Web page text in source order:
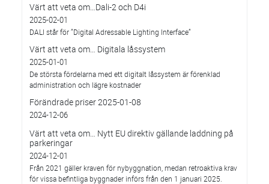
Värt att veta om…Dali-2 och D4i
2025-02-01
DALI står för ”Digital Adressable Lighting Interface”
Värt att veta om… Digitala låssystem
2025-01-01
De största fördelarna med ett digitalt låssystem är förenklad
administration och lägre kostnader
Förändrade priser 2025-01-08
2024-12-06
Värt att veta om… Nytt EU direktiv gällande laddning på
parkeringar
2024-12-01
Från 2021 gäller kraven för nybyggnation, medan retroaktiva krav
för vissa befintliga byggnader införs från den 1 januari 2025.